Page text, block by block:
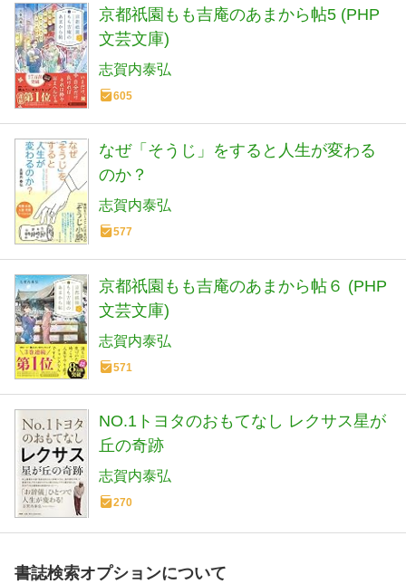
京都祇園もも吉庵のあまから帖5 (PHP
文芸文庫)
志賀内泰弘
605
なぜ「そうじ」をすると人生が変わる
のか？
志賀内泰弘
577
京都祇園もも吉庵のあまから帖６ (PHP
文芸文庫)
志賀内泰弘
571
NO.1トヨタのおもてなし レクサス星が
丘の奇跡
志賀内泰弘
270
書誌検索オプションについて